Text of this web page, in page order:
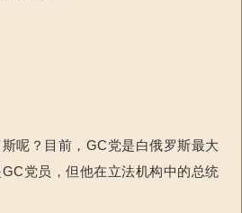
呢？目前，GC党是白俄罗斯最大
党员，但他在立法机构中的总统